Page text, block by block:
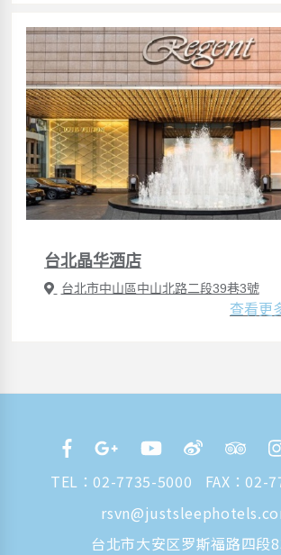
台北晶华酒店
台北市中山區中山北路二段39巷3號
查看更
TEL： 02-7735-5000
FAX：02-
台北市大安区罗斯福路四段